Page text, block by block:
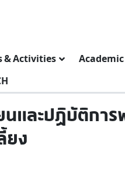
& Activities
นและปฏิบัติกา
ยง